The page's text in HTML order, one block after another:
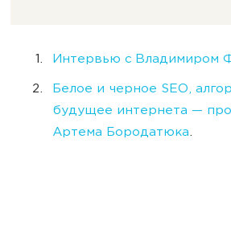
Интервью с Владимиром
Белое и черное SEO,
будущее интернета —
Артема Бородатюка.